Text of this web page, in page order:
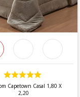
/ 30% Poliéster
/ 30%
Capetown Casal 1,80 X
2,20